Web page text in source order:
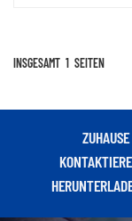
Luftkompressor
die
Maschine erheblich
INSGESAMT 1 SEITEN
ZUHAUSE